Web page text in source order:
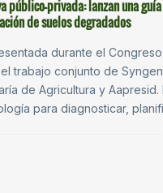
público-privada: lanzan una
de suelos degradados
durante el
trabajo conjunto de
de Agricultura y Aapresid.
para diagnosticar,